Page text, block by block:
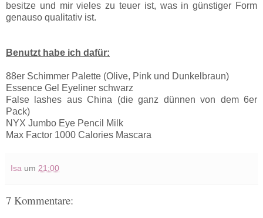
besitze und mir vieles zu teuer ist, was in günstiger Form
genauso qualitativ ist.
Benutzt habe ich dafür:
88er Schimmer Palette (Olive, Pink und Dunkelbraun)
Essence Gel Eyeliner schwarz
False lashes aus China (die ganz dünnen von dem 6er
Pack)
NYX Jumbo Eye Pencil Milk
Max Factor 1000 Calories Mascara
Isa um 21:00
7 Kommentare: